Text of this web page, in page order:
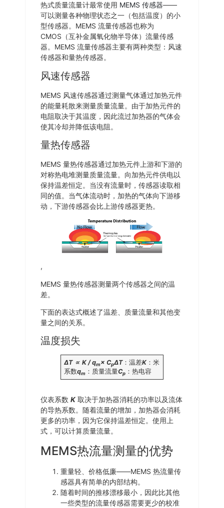
热式质量流量计最常使用 MEMS 传感器——
可以测量各种物理状态之一（包括温度）的小
型传感器。MEMS 流量传感器也称为
CMOS（互补金属氧化物半导体）流量传感
器。MEMS 流量传感器主要有两种类型：风速
传感器和量热传感器。
风速传感器
MEMS 风速传感器通过测量气体通过加热元件
的能量耗散来测量质量流量。由于加热元件的
电阻取决于其温度，因此流过加热器的气体会
使其冷却并降低该电阻。
量热传感器
MEMS 量热传感器通过加热元件上游和下游的
对称热电堆测量质量流量。向加热元件供电以
保持温差恒定。当没有流量时，传感器读取相
同的值。当气体流动时，加热的气体向下游移
动，下游传感器会比上游传感器更热。
,
MEMS 量热传感器测量两个传感器之间的温
差。
下面的表达式概述了温差、质量流量和其他变
量之间的关系。
温度损失
ΔT ∝ K / qm× CpΔT：温差K ：米
系数qm ：质量流量Cp ：热电容
仪表系数 K 取决于加热器消耗的功率以及流体
的导热系数。随着流量的增加，加热器会消耗
更多的功率，因为它保持温差恒定。使用上
式，可以计算质量流量。
MEMS热流量测量的优势
重量轻、价格低廉——MEMS 热流量传
感器具有简单的内部结构。
随着时间的推移漂移最小，因此比其他
一些类型的流量传感器需要更少的校准